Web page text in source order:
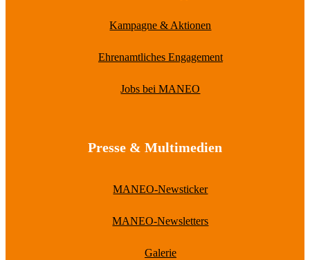
Kampagne & Aktionen
Ehrenamtliches Engagement
Jobs bei MANEO
Presse & Multimedien
MANEO-Newsticker
MANEO-Newsletters
Galerie